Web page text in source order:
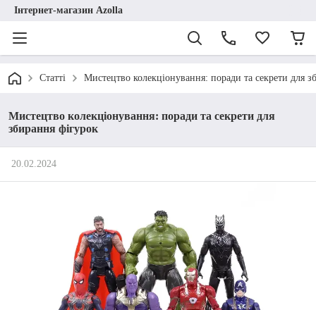
Інтернет-магазин Azolla
Статті Мистецтво колекціонування: поради та секрети для
Мистецтво колекціонування: поради та секрети для
збирання фігурок
20.02.2024